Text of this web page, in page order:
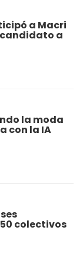
a Macri
candidato a
la moda
con la IA
colectivos